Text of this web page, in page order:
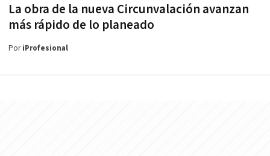
La obra de la nueva Circunvalación avanzan
más rápido de lo planeado
PoriProfesional